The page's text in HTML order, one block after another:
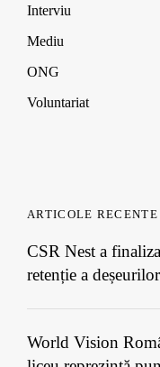
Interviu
Mediu
ONG
Voluntariat
ARTICOLE RECENTE
CSR Nest a
retenție a
World Vision